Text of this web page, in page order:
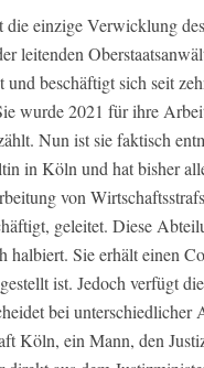
die einzige Verwicklung
leitenden
und beschäftigt sich seit
wurde 2021 für ihre
Nun ist sie faktisch
in Köln und hat bisher
von
geleitet. Diese
halbiert. Sie erhält einen
ist. Jedoch verfügt
bei unterschiedlicher
Köln, ein Mann, den